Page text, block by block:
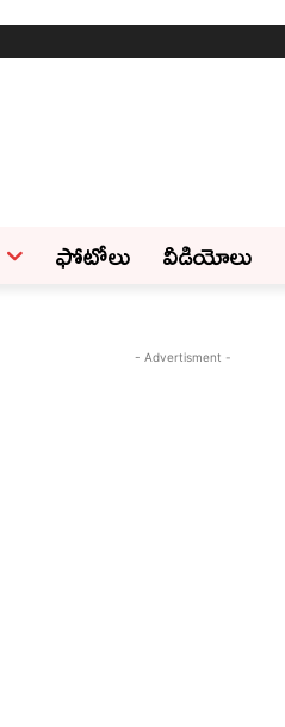
ఫోటోలు వీడియోలు
- Advertisment -